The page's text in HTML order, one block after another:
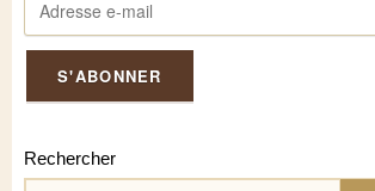
Rechercher